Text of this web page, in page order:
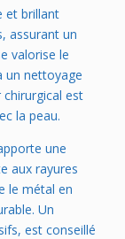
et brillant
assurant un
valorise le
un nettoyage
chirurgical est
la peau.
une
aux rayures
le métal en
Un
est conseillé